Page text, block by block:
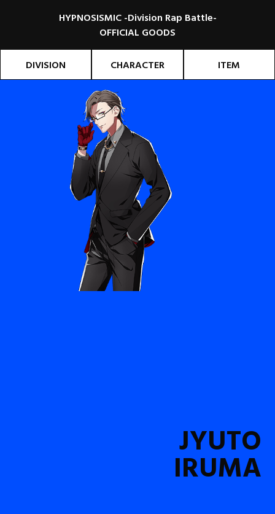
HYPNOSISMIC -Division Rap Battle-
OFFICIAL GOODS
DIVISION CHARACTER ITEM
JYUTO
IRUMA